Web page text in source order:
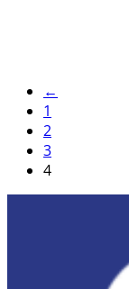
←
1
2
3
4